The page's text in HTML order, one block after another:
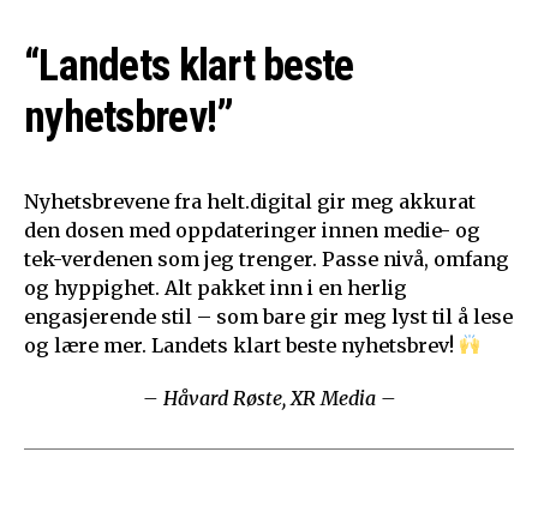
“Landets klart beste
nyhetsbrev!”
Nyhetsbrevene fra helt.digital gir meg akkurat
den dosen med oppdateringer innen medie- og
tek-verdenen som jeg trenger. Passe nivå, omfang
og hyppighet. Alt pakket inn i en herlig
engasjerende stil – som bare gir meg lyst til å lese
og lære mer. Landets klart beste nyhetsbrev!
– Håvard Røste, XR Media –